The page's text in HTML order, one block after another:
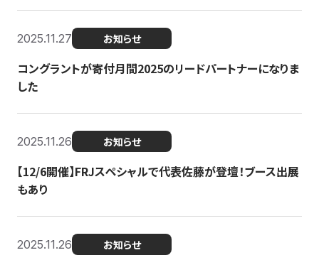
2025.11.27 お知らせ
コングラントが寄付月間2025のリードパートナーになりま
した
2025.11.26 お知らせ
【12/6開催】FRJスペシャルで代表佐藤が登壇！ブース出展
もあり
2025.11.26 お知らせ